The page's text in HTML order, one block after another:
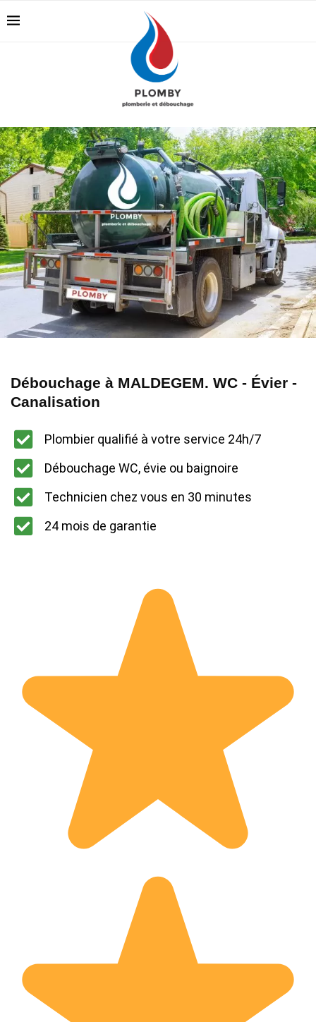
Débouchage à MALDEGEM. WC - Évier -
Canalisation
Plombier qualifié à votre service 24h/7
Débouchage WC, évie ou baignoire
Technicien chez vous en 30 minutes
24 mois de garantie